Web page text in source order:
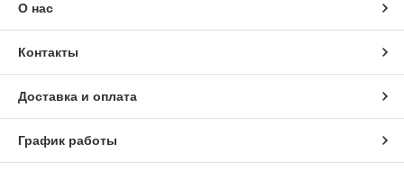
О нас
Контакты
Доставка и оплата
График работы